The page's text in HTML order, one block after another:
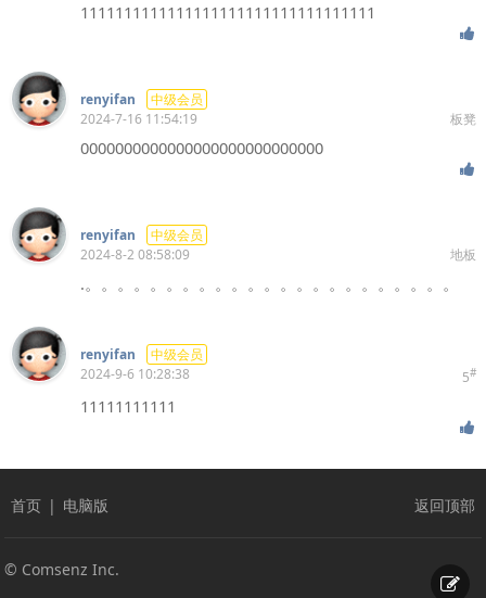
1111111111111111111111111111111111
renyifan
中级会员
板凳
2024-7-16 11:54:19
0000000000000000000000000000
renyifan
中级会员
地板
2024-8-2 08:58:09
.。。。。。。。。。。。。。。。。。。。。。。。
renyifan
中级会员
5#
2024-9-6 10:28:38
11111111111
首页 | 电脑版 返回顶部
© Comsenz Inc.